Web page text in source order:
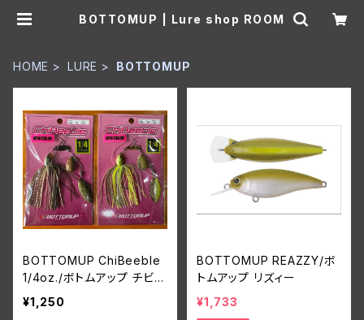
BOTTOMUP | Lure shop ROOM
HOME LURE BOTTOMUP
BOTTOMUP ChiBeeble
1/4oz./ボトムアップ チビー
ブル 1/4oz.
¥1,250
BOTTOMUP REAZZY/ボ
トムアップ リズィー
¥1,733